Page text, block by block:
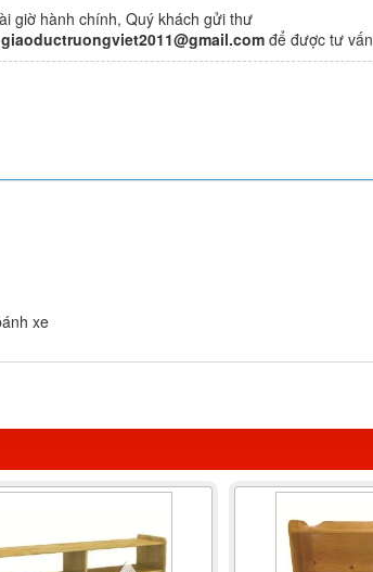
giờ hành chính, Quý khách gửi thư
giaoductruongviet2011@gmail.com để được tư vấn
xe